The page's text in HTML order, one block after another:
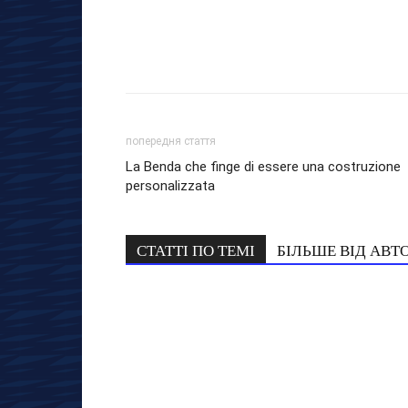
попередня стаття
La Benda che finge di essere una costruzione
personalizzata
СТАТТІ ПО ТЕМІ БІЛЬШЕ ВІД